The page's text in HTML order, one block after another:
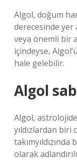
Algol, doğum
derecesinde yer
veya önemli bir
içindeyse,
hale gelebilir.
Algol
Algol,
yıldızlardan
takımyıldızında
olarak